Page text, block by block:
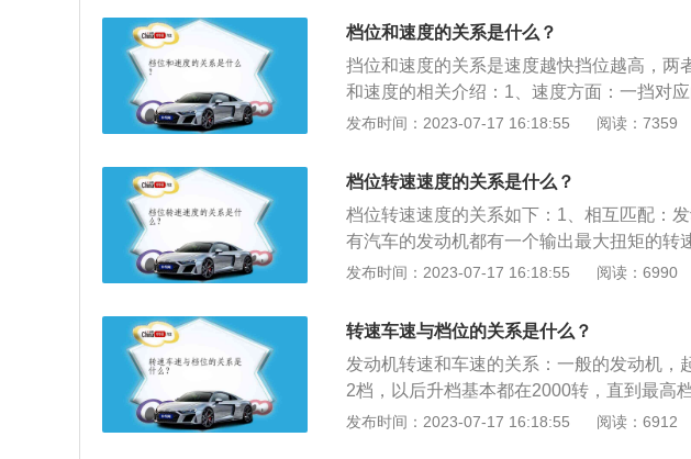
m/h使用该档位，在市区行驶常使用该档位
位。5.5档：时速60Km/hy就可以使用该档位
档位和速度的关系是什么？
挡位和速度的关系是速度越快挡位越高，两
和速度的相关介绍：1、速度方面：一挡对
在5-20km/h，三挡对应的车速在20-40km/h
000r/min，不能超过2500r/min。如果是一
0r/min左右换挡。
发布时间：2023-07-17 16:18:55 阅读：7359
档位转速速度的关系是什么？
档位转速速度的关系如下：1、相互匹配：
有汽车的发动机都有一个输出最大扭矩的转
位除外）时，发动机转速达到输出最大扭矩
乐风为例，三档开到60公里车速时，发动机
档。当然，在2600转左右时也可以换档，这
行，如果不能继续加速就松开油门减速跟车
发布时间：2023-07-17 16:18:55 阅读：6990
转速车速与档位的关系是什么？
发动机转速和车速的关系：一般的发动机，
2档，以后升档基本都在2000转，直到最高
转速一般都不要低于1500，或者超过2500
发布时间：2023-07-17 16:18:55 阅读：6912